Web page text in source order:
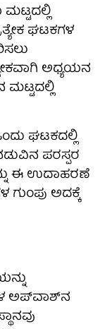
ಘಟಕಗಳ
ಅಧ್ಯಯನ
ಘಟಕದಲ್ಲಿ
ಪರಸ್ಪರ
ಈ ಉದಾಹರಣೆ
ಗುಂಪು ಅದಕ್ಕೆ
ಅಪ್‌ವಾಶ್‌ನ